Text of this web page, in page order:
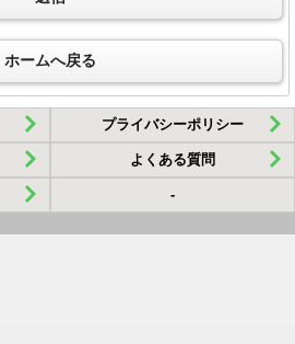
ホームへ戻る
プライバシーポリシー
よくある質問
-